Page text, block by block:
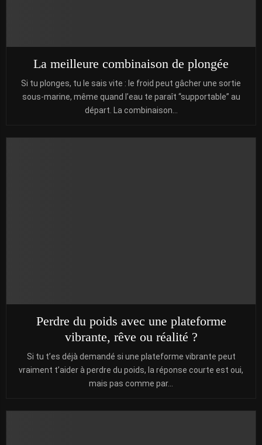
La meilleure combinaison de plongée
Si tu plonges, tu le sais vite : le froid peut gâcher une sortie
sous-marine, même quand l’eau te paraît “supportable” au
départ. La combinaison...
Perdre du poids avec une plateforme
vibrante, rêve ou réalité ?
Si tu t’es déjà demandé si une plateforme vibrante peut
vraiment t’aider à perdre du poids, la réponse courte est oui,
mais pas comme par...